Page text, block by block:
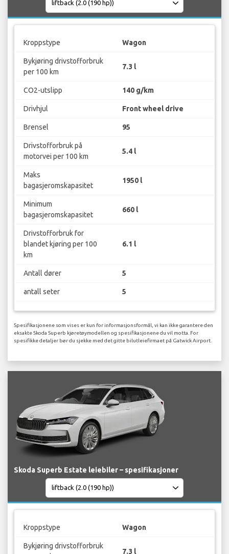
Kroppstype Wagon
Bykjøring drivstofforbruk
per 100 km
7.3 l
CO2-utslipp 140 g/km
Drivhjul Front wheel drive
Brensel 95
Drivstofforbruk på
motorvei per 100 km
5.4 l
Maks
bagasjeromskapasitet
1950 l
Minimum
bagasjeromskapasitet
660 l
Drivstofforbruk for
blandet kjøring per 100
km
6.1 l
Antall dører 5
antall seter 5
Spesifikasjonene som vises er kun for informasjonsformål, vi kan ikke garantere den
eksakte Skoda Superb kjøretøymodellen og spesifikasjonene du vil motta. For
spesifikke detaljer bør du sjekke med det gitte bilutleiefirmaet på Gatwick Airport.
Skoda Superb Estate leiebiler – spesifikasjoner
Kroppstype Wagon
Bykjøring drivstofforbruk
7.3 l